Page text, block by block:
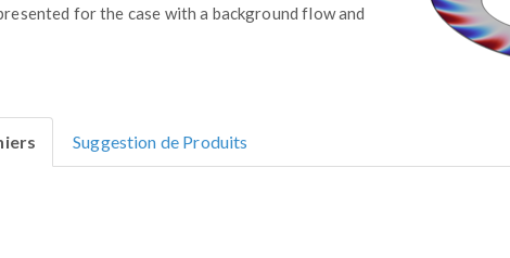
for the case with a background flow and
Suggestion de Produits